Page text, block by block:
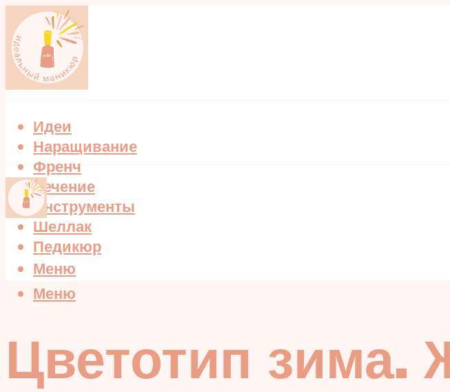
Идеи
Наращивание
Френч
Лечение
Инструменты
Шеллак
Педикюр
Меню
Меню
Цветотип